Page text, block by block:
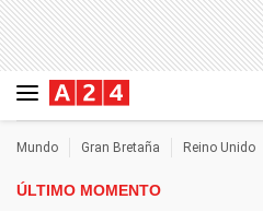
Mundo Gran Bretaña Reino Unido
ÚLTIMO MOMENTO